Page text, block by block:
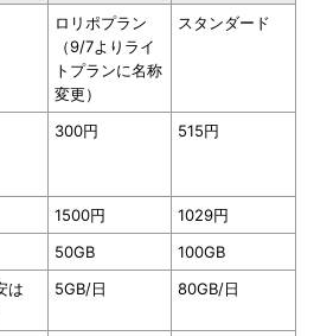
ロリポプラン
（9/7よりライ
トプランに名称
変更）
スタンダード
300円 515円
1500円
1029円
50GB
100GB
は
5GB/日 80GB/日